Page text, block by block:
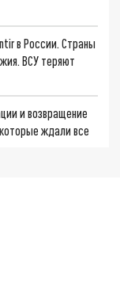
в России. Страны
ВСУ теряют
и возвращение
ждали все